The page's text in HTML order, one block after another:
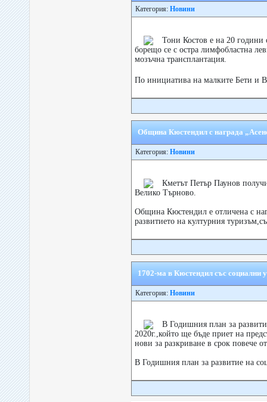
Категория: Новини
Тони Костов е на 20 години
борещо се с остра лимфобластна
мозъчна трансплантация.
По инициатива на малките Бети и
Община Кюстендил с награда
Категория: Новини
Кметът Петър Паунов
Велико Търново.
Община Кюстендил е отличена с
развитието на културния
1702-ма в Кюстендил със социални
Категория: Новини
В Годишния план за
2020г.,който ще бъде приет на
нови за разкриване в срок повече
В Годишния план за развитие на